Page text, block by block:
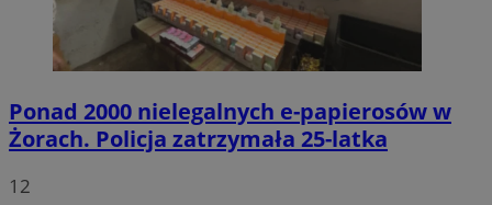
Ponad 2000 nielegalnych e-papierosów w
Żorach. Policja zatrzymała 25-latka
12